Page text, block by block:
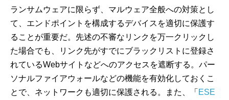
ランサムウェアに限らず、マルウェア全般への対策とし
て、エンドポイントを構成するデバイスを適切に保護す
ることが重要だ。先述の不審なリンクを万一クリックし
た場合でも、リンク先がすでにブラックリストに登録さ
れているWebサイトなどへのアクセスを遮断する。パー
ソナルファイアウォールなどの機能を有効化しておくこ
とで、ネットワークも適切に保護される。また、「 ESE